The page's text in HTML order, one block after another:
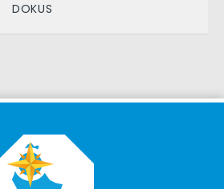
DOKUS